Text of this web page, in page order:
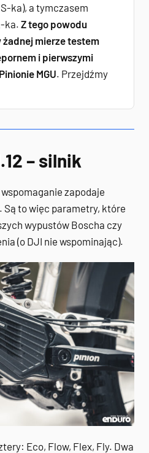
ka), a tymczasem
ka. Z tego powodu
mierze testem
i pierwszymi
MGU. Przejdźmy
– silnik
zapodaje
. Są to więc parametry, które
wypustów Boscha czy
(o DJI nie wspominając).
Eco, Flow, Flex, Fly. Dwa